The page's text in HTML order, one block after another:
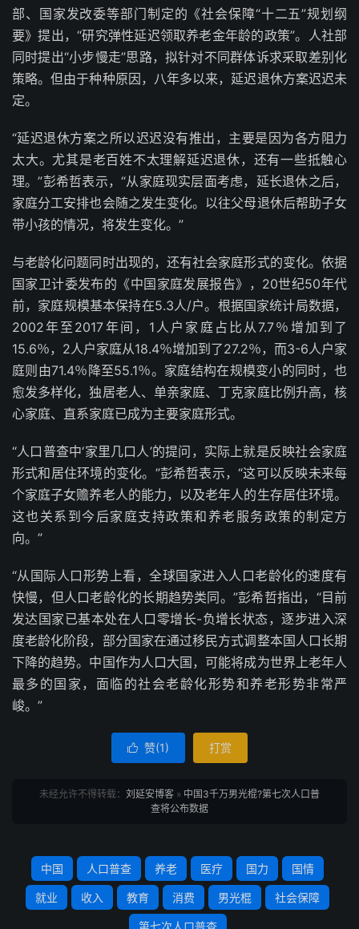
部、国家发改委等部门制定的《社会保障“十二五”规划纲
要》提出，“研究弹性延迟领取养老金年龄的政策”。人社部
同时提出“小步慢走”思路，拟针对不同群体诉求采取差别化
策略。但由于种种原因，八年多以来，延迟退休方案迟迟未
定。
“延迟退休方案之所以迟迟没有推出，主要是因为各方阻力
太大。尤其是老百姓不太理解延迟退休，还有一些抵触心
理。”彭希哲表示，“从家庭现实层面考虑，延长退休之后，
家庭分工安排也会随之发生变化。以往父母退休后帮助子女
带小孩的情况，将发生变化。”
与老龄化问题同时出现的，还有社会家庭形式的变化。依据
国家卫计委发布的《中国家庭发展报告》，20世纪50年代
前，家庭规模基本保持在5.3人/户。根据国家统计局数据，
2002年至2017年间，1人户家庭占比从7.7％增加到了
15.6％，2人户家庭从18.4％增加到了27.2％，而3-6人户家
庭则由71.4％降至55.1％。家庭结构在规模变小的同时，也
愈发多样化，独居老人、单亲家庭、丁克家庭比例升高，核
心家庭、直系家庭已成为主要家庭形式。
“人口普查中‘家里几口人’的提问，实际上就是反映社会家庭
形式和居住环境的变化。”彭希哲表示，“这可以反映未来每
个家庭子女赡养老人的能力，以及老年人的生存居住环境。
这也关系到今后家庭支持政策和养老服务政策的制定方
向。”
“从国际人口形势上看，全球国家进入人口老龄化的速度有
快慢，但人口老龄化的长期趋势类同。”彭希哲指出，“目前
发达国家已基本处在人口零增长-负增长状态，逐步进入深
度老龄化阶段，部分国家在通过移民方式调整本国人口长期
下降的趋势。中国作为人口大国，可能将成为世界上老年人
最多的国家，面临的社会老龄化形势和养老形势非常严
峻。”
 赞(1) 打赏
未经允许不得转载： 刘延安博客 » 中国3千万男光棍?第七次人口普
查将公布数据
中国 人口普查 养老 医疗 国力 国情
就业 收入 教育 消费 男光棍 社会保障
第七次人口普查